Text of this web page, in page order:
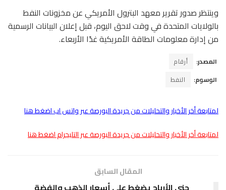
وينتظر صدور تقرير معهد البترول الأمريكي عن مخزونات النفط
بالولايات المتحدة في وقت لاحق اليوم، قبل إعلان البيانات الرسمية
من إدارة معلومات الطاقة الأمريكية غدًا الأربعاء.
المصدر:
أرقام
الوسوم:
النفط
لمتابعة أخر الأخبار والتحليلات من جريدة البورصة عبر واتس اب اضغط هنا
لمتابعة أخر الأخبار والتحليلات من جريدة البورصة عبر التليجرام اضغط هنا
المقال السابق